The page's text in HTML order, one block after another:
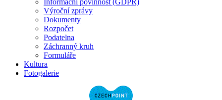
Informační povinnost (GDPR)
Výroční zprávy
Dokumenty
Rozpočet
Podatelna
Záchranný kruh
Formuláře
Kultura
Fotogalerie